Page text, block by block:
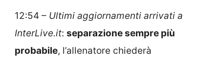
12:54 – Ultimi aggiornamenti arrivati a
InterLive.it: separazione sempre più
probabile, l’allenatore chiederà